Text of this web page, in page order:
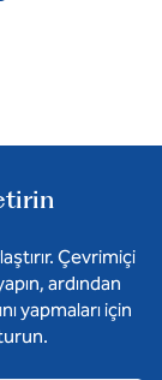
Çevrimiçi
ardından
yapmaları için